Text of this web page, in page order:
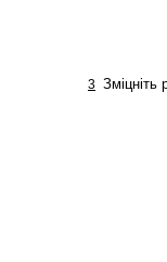
3 Зміцніть